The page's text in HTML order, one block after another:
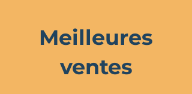
Meilleures
ventes